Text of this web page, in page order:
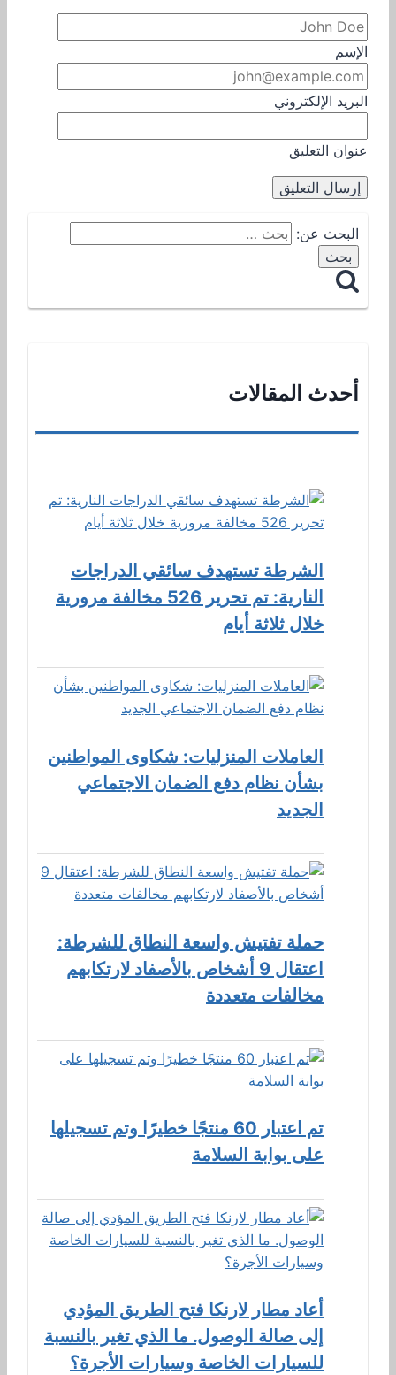
الإسم
البريد الإلكتروني
عنوان التعليق
البحث عن:
أحدث المقالات
الشرطة تستهدف سائقي الدراجات
النارية: تم تحرير 526 مخالفة مرورية
خلال ثلاثة أيام
العاملات المنزليات: شكاوى المواطنين
بشأن نظام دفع الضمان الاجتماعي
الجديد
حملة تفتيش واسعة النطاق للشرطة:
اعتقال 9 أشخاص بالأصفاد لارتكابهم
مخالفات متعددة
تم اعتبار 60 منتجًا خطيرًا وتم تسجيلها
على بوابة السلامة
أعاد مطار لارنكا فتح الطريق المؤدي
إلى صالة الوصول. ما الذي تغير بالنسبة
للسيارات الخاصة وسيارات الأجرة؟